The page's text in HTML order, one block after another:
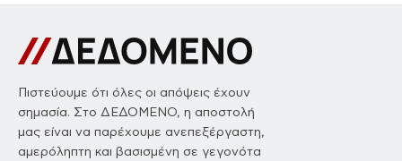
Πιστεύουμε ότι όλες οι απόψεις έχουν
σημασία. Στο ΔΕΔΟΜΕΝΟ, η αποστολή
μας είναι να παρέχουμε ανεπεξέργαστη,
αμερόληπτη και βασισμένη σε γεγονότα